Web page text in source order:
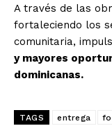
A través de las
fortaleciendo los
comunitaria,
y mayores
dominicanas.
TAGS entrega